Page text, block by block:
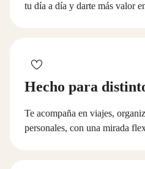
tu día a día y darte más valor
Hecho para
Te acompaña en viajes,
personales, con una mirada